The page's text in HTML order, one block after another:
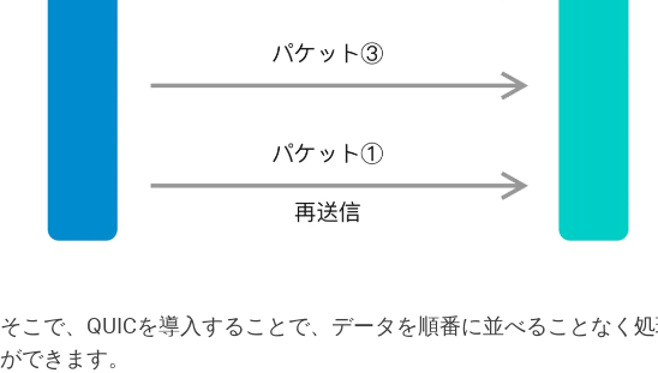
そこで、QUICを導入することで、データを順番に並べることなく
ができます。